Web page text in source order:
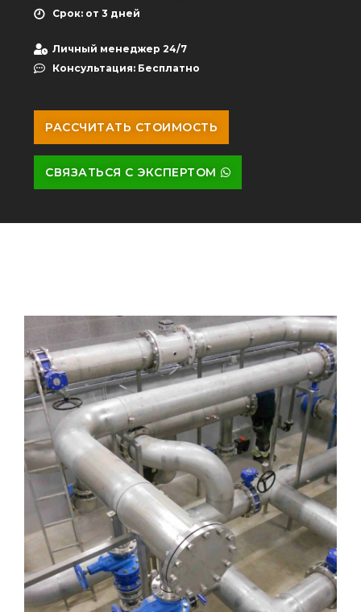
Срок: от 3 дней
Личный менеджер 24/7
Консультация: Бесплатно
РАССЧИТАТЬ СТОИМОСТЬ
СВЯЗАТЬСЯ С ЭКСПЕРТОМ